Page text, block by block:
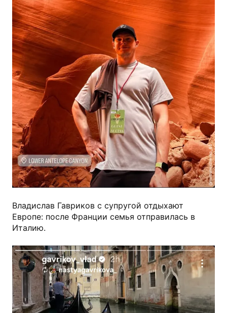
@miroshnichenko_63
Владислав Гавриков с супругой отдыхают
Европе: после Франции семья отправилась в
Италию.